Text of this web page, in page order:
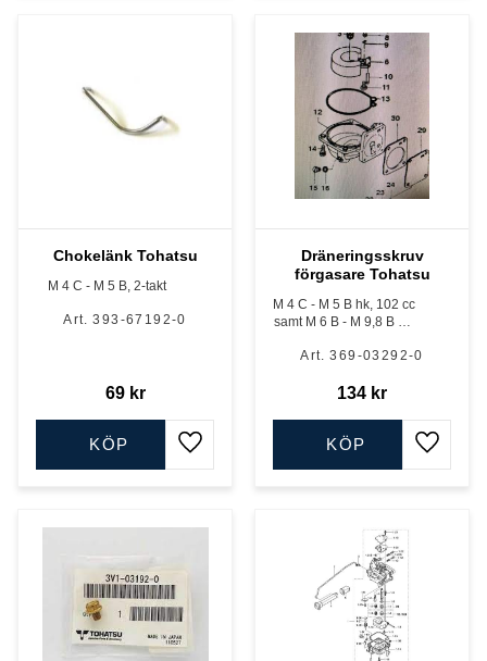
Chokelänk Tohatsu
M 4 C - M 5 B, 2-takt
393-67192-0
69kr
Lägg till i favoriter
KÖP
Dräneringsskruv
förgasare Tohatsu
M 4 C - M 5 B hk, 102 cc
samt M 6 B - M 9,8 B hk,
369-03292-0
134 kr
Lägg
KÖP